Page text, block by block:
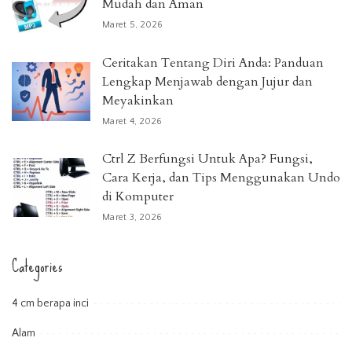
Mudah dan Aman
Maret 5, 2026
Ceritakan Tentang Diri Anda: Panduan
Lengkap Menjawab dengan Jujur dan
Meyakinkan
Maret 4, 2026
Ctrl Z Berfungsi Untuk Apa? Fungsi,
Cara Kerja, dan Tips Menggunakan Undo
di Komputer
Maret 3, 2026
Categories
4 cm berapa inci
Alam